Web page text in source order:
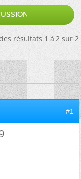
résultats 1 à 2 sur 2
#1